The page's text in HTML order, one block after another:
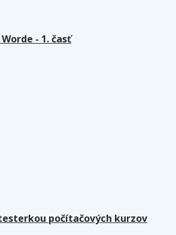
- 1. časť
počítačových kurzov